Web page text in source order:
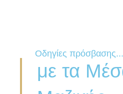
Οδηγίες πρόσβασης...
με τα